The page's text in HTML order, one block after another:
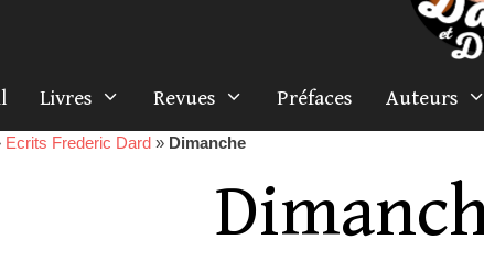
Livres Revues Préfaces Auteurs
Ecrits Frederic Dard » Dimanche